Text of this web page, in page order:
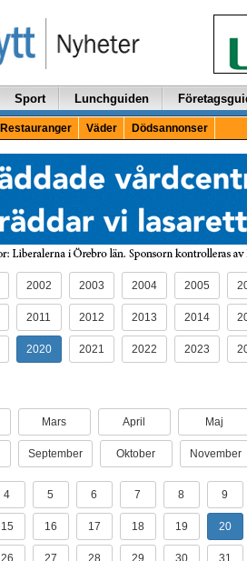
Sport Lunchguiden
Restauranger Väder Dödsannonser
2002 2003 2004 2005
2011 2012 2013 2014
2020 2021 2022 2023
Mars April Maj
September Oktober November
4 5 6 7 8 9
15 16 17 18 19 20
26 27 28 29 30 31